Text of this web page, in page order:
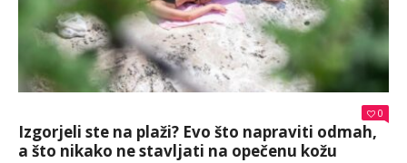
0
Izgorjeli ste na plaži? Evo što napraviti odmah,
a što nikako ne stavljati na opečenu kožu